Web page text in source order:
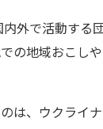
外で活動する
の地域おこし
は、ウクライ